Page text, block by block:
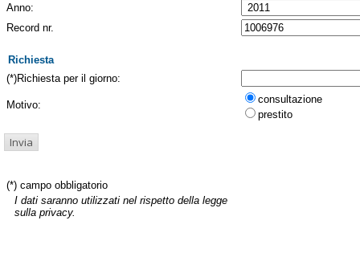
Anno:
Record nr.
Richiesta
(*)Richiesta per il giorno:
Motivo:
consultazione
prestito
(*) campo obbligatorio
I dati saranno utilizzati nel rispetto della legge
sulla privacy.